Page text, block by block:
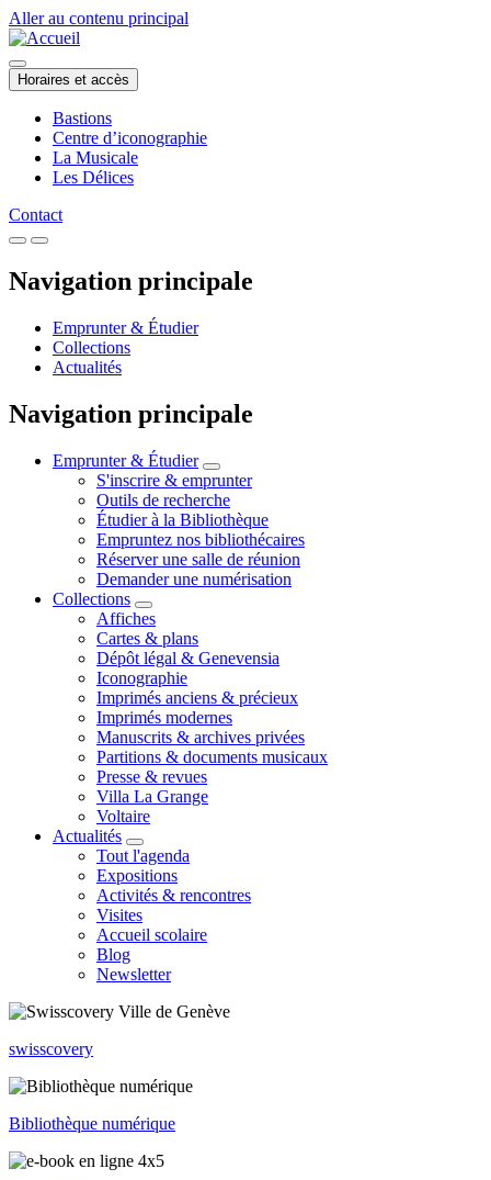
Aller au contenu principal
Horaires et accès
Bastions
Centre d’iconographie
La Musicale
Les Délices
Contact
Navigation principale
Emprunter & Étudier
Collections
Actualités
Navigation principale
Emprunter & Étudier
S'inscrire & emprunter
Outils de recherche
Étudier à la Bibliothèque
Empruntez nos bibliothécaires
Réserver une salle de réunion
Demander une numérisation
Collections
Affiches
Cartes & plans
Dépôt légal & Genevensia
Iconographie
Imprimés anciens & précieux
Imprimés modernes
Manuscrits & archives privées
Partitions & documents musicaux
Presse & revues
Villa La Grange
Voltaire
Actualités
Tout l'agenda
Expositions
Activités & rencontres
Visites
Accueil scolaire
Blog
Newsletter
swisscovery
Bibliothèque numérique